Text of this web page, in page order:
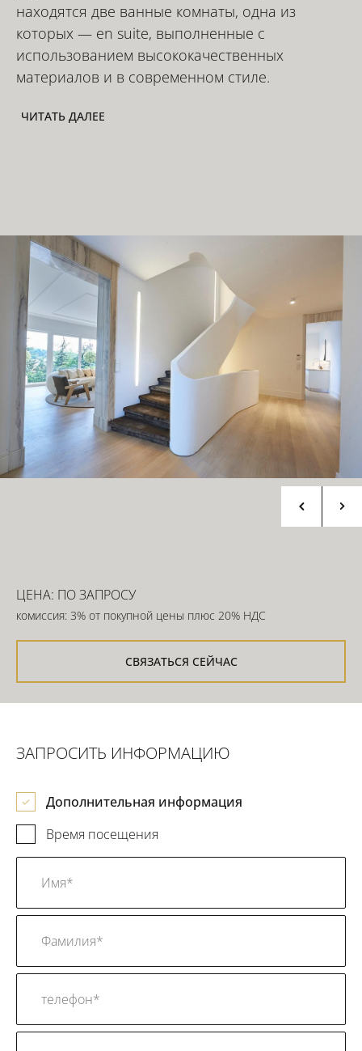
находятся две ванные комнаты, одна из
которых — en suite, выполненные с
использованием высококачественных
материалов и в современном стиле.
ЧИТАТЬ ДАЛЕЕ
ЦЕНА: ПО ЗАПРОСУ
комиссия: 3% от покупной цены плюс 20% НДС
СВЯЗАТЬСЯ СЕЙЧАС
ЗАПРОСИТЬ ИНФОРМАЦИЮ
Дополнительная информация
Время посещения